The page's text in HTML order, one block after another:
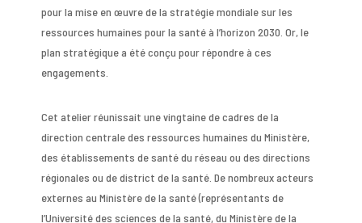
pour la mise en œuvre de la stratégie mondiale sur les
ressources humaines pour la santé à l’horizon 2030. Or, le
plan stratégique a été conçu pour répondre à ces
engagements.
Cet atelier réunissait une vingtaine de cadres de la
direction centrale des ressources humaines du Ministère,
des établissements de santé du réseau ou des directions
régionales ou de district de la santé. De nombreux acteurs
externes au Ministère de la santé (représentants de
l’Université des sciences de la santé, du Ministère de la